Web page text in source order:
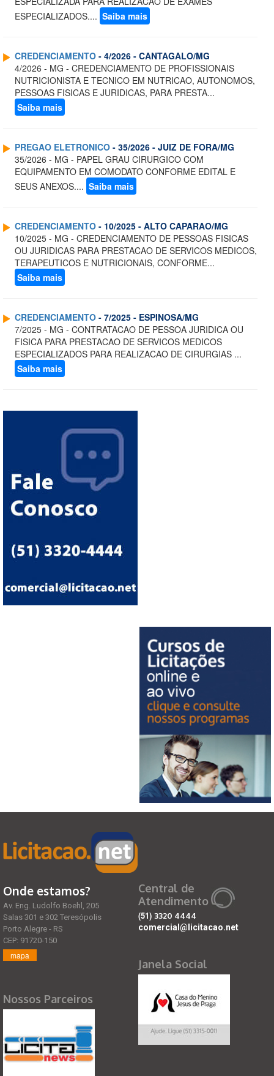
ESPECIALIZADOS.... Saiba mais
CREDENCIAMENTO - 4/2026 - CANTAGALO/MG
4/2026 - MG - CREDENCIAMENTO DE PROFISSIONAIS
NUTRICIONISTA E TECNICO EM NUTRICAO, AUTONOMOS,
PESSOAS FISICAS E JURIDICAS, PARA PRESTA...
Saiba mais
PREGAO ELETRONICO - 35/2026 - JUIZ DE FORA/MG
35/2026 - MG - PAPEL GRAU CIRURGICO COM
EQUIPAMENTO EM COMODATO CONFORME EDITAL E
SEUS ANEXOS.... Saiba mais
CREDENCIAMENTO - 10/2025 - ALTO CAPARAO/MG
10/2025 - MG - CREDENCIAMENTO DE PESSOAS FISICAS
OU JURIDICAS PARA PRESTACAO DE SERVICOS MEDICOS,
TERAPEUTICOS E NUTRICIONAIS, CONFORME...
Saiba mais
CREDENCIAMENTO - 7/2025 - ESPINOSA/MG
7/2025 - MG - CONTRATACAO DE PESSOA JURIDICA OU
FISICA PARA PRESTACAO DE SERVICOS MEDICOS
ESPECIALIZADOS PARA REALIZACAO DE CIRURGIAS ...
Saiba mais
Onde estamos?
Av. Eng. Ludolfo Boehl, 205
Salas 301 e 302 Teresópolis
Porto Alegre - RS
CEP: 91720-150
mapa
Nossos Parceiros
Central de
Atendimento
(51) 3320 4444
comercial@licitacao.net
Janela Social